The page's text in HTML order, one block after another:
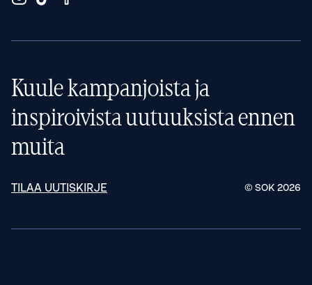
Kuule kampanjoista ja
inspiroivista uutuuksista ennen
muita
TILAA UUTISKIRJE © SOK 2026